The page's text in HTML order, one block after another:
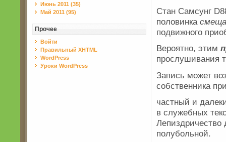
Июнь 2011 (35)
Май 2011 (95)
Прочее
Войти
Правильный XHTML
WordPress
Уроки WordPress
Стан Самсунг
половинка
подвижного
Вероятно, этим
прослушивания
Запись может
собственника
частный и
в служебных
Лепиздричество
полубольной.